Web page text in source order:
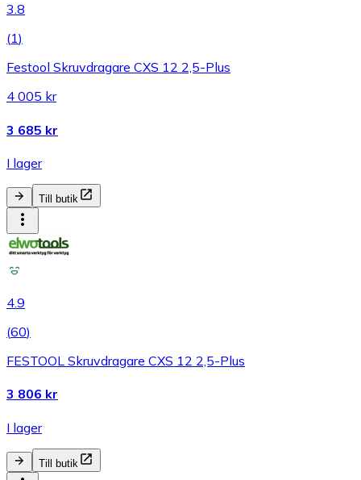
3.8
(1)
Festool Skruvdragare CXS 12 2,5-Plus
4 005 kr
3 685 kr
I lager
Till butik
4.9
(60)
FESTOOL Skruvdragare CXS 12 2,5-Plus
3 806 kr
I lager
Till butik